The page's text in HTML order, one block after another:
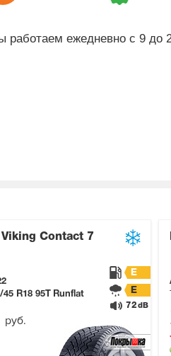
работаем ежедневно с 9 до
Contact 7
45 R18 95T Runflat
E
E
72 dB
руб.